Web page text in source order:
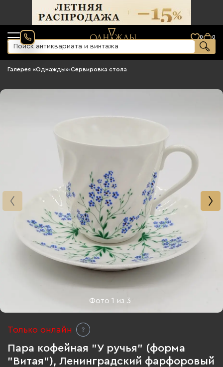
0 0
Галерея «Однажды»›Сервировка стола
Фото1 из 3
Только онлайн
Пара кофейная "У ручья" (форма
"Витая"), Ленинградский фарфоровый